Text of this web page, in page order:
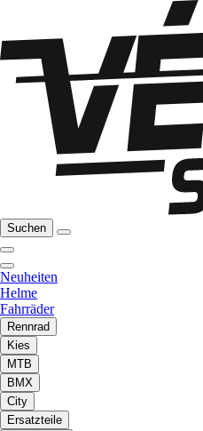
Suchen
Neuheiten
Helme
Fahrräder
Rennrad
Kies
MTB
BMX
City
Ersatzteile